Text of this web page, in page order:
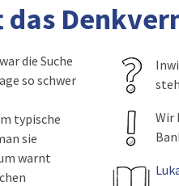
die Suche
so schwer
typische
sie
warnt
Wir